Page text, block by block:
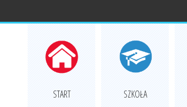
START SZKOŁA